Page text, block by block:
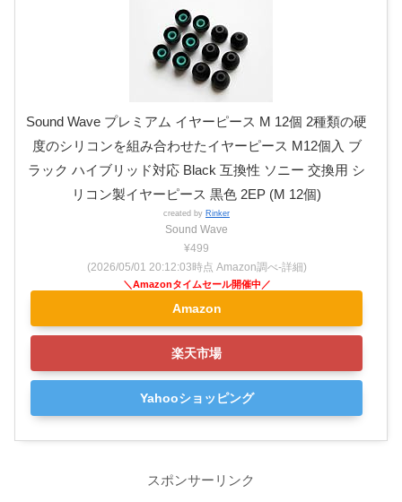
Sound Wave プレミアム イヤーピース M 12個 2種類の硬
度のシリコンを組み合わせたイヤーピース M12個入 ブ
ラック ハイブリッド対応 Black 互換性 ソニー 交換用 シ
リコン製イヤーピース 黒色 2EP (M 12個)
created by Rinker
Sound Wave
¥499
(2026/05/01 20:12:03時点 Amazon調べ-詳細)
Amazon
楽天市場
Yahooショッピング
スポンサーリンク